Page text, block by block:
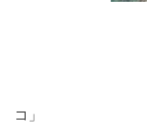
6月29
コ」